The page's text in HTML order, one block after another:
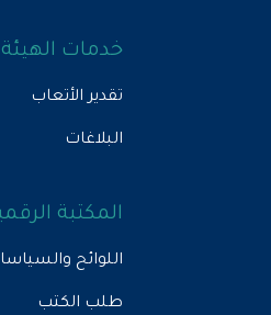
خدمات الهيئة
تقدير الأتعاب
البلاغات
المكتبة الرقمية
اللوائح والسياسات
طلب الكتب